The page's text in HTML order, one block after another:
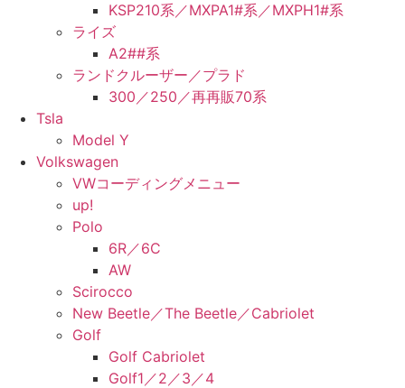
KSP210系／MXPA1#系／MXPH1#系
ライズ
A2##系
ランドクルーザー／プラド
300／250／再再販70系
Tsla
Model Y
Volkswagen
VWコーディングメニュー
up!
Polo
6R／6C
AW
Scirocco
New Beetle／The Beetle／Cabriolet
Golf
Golf Cabriolet
Golf1／2／3／4